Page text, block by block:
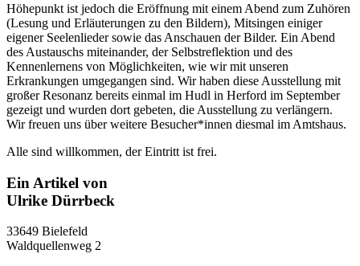
Höhepunkt ist jedoch die Eröffnung mit einem Abend zum Zuhören
(Lesung und Erläuterungen zu den Bildern), Mitsingen einiger
eigener Seelenlieder sowie das Anschauen der Bilder. Ein Abend
des Austauschs miteinander, der Selbstreflektion und des
Kennenlernens von Möglichkeiten, wie wir mit unseren
Erkrankungen umgegangen sind. Wir haben diese Ausstellung mit
großer Resonanz bereits einmal im Hudl in Herford im September
gezeigt und wurden dort gebeten, die Ausstellung zu verlängern.
Wir freuen uns über weitere Besucher*innen diesmal im Amtshaus.
Alle sind willkommen, der Eintritt ist frei.
Ein Artikel von
Ulrike Dürrbeck
33649 Bielefeld
Waldquellenweg 2